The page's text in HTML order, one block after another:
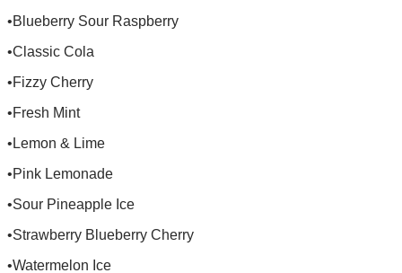
•Blueberry Sour Raspberry
•Classic Cola
•Fizzy Cherry
•Fresh Mint
•Lemon & Lime
•Pink Lemonade
•Sour Pineapple Ice
•Strawberry Blueberry Cherry
•Watermelon Ice